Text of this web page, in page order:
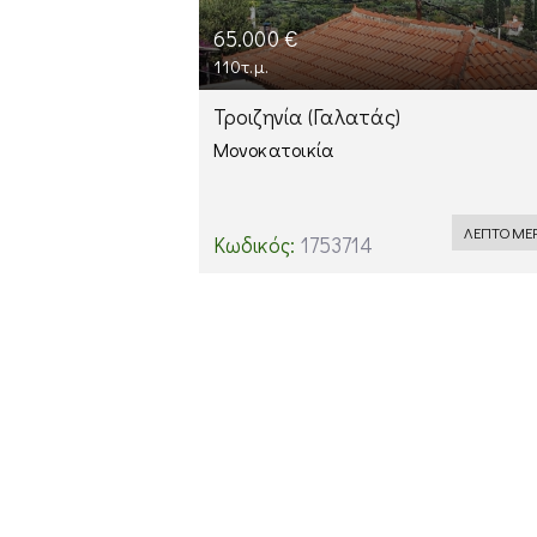
65.000 €
110τ.μ.
Τροιζηνία (Γαλατάς)
Μονοκατοικία
Κωδικός: 1753714